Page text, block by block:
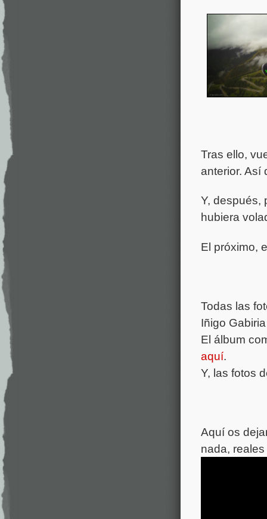
Tras ello,
anterior. Así
Y, después,
hubiera
El próximo,
Todas las
Iñigo
El álbum
aquí.
Y, las fotos
Aquí os
nada,